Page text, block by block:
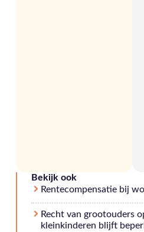
Bekijk ook
Rentecompensatie bij
Recht van grootouders
kleinkinderen blijft